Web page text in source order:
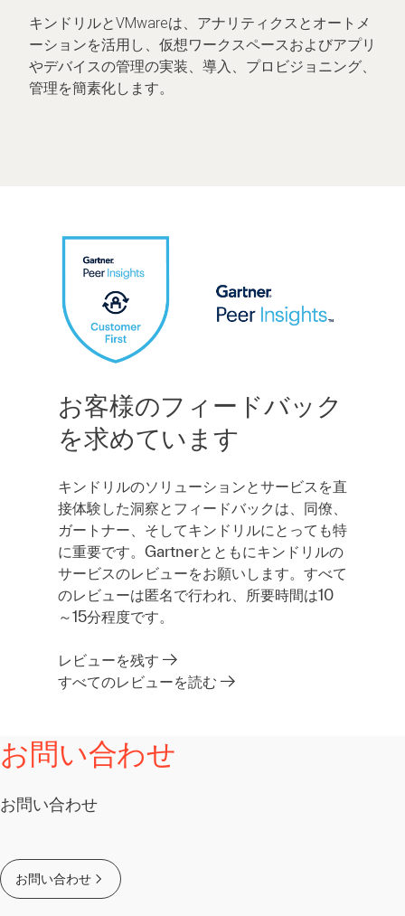
キンドリルとVMwareは、アナリティクスとオートメ
ーションを活用し、仮想ワークスペースおよびアプリ
やデバイスの管理の実装、導入、プロビジョニング、
管理を簡素化します。
お客様のフィードバック
を求めています
キンドリルのソリューションとサービスを直
接体験した洞察とフィードバックは、同僚、
ガートナー、そしてキンドリルにとっても特
に重要です。Gartnerとともにキンドリルの
サービスのレビューをお願いします。すべて
のレビューは匿名で行われ、所要時間は10
～15分程度です。
レビューを残す
すべてのレビューを読む
お問い合わせ
お問い合わせ
お問い合わせ